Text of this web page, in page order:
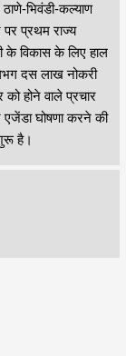
भिवंडी-कल्याण
प्रथम राज्य
के विकास के लिए हाल
दस लाख नोकरी
होने वाले प्रचार
एजेंडा घोषणा करने की
शुरू है।